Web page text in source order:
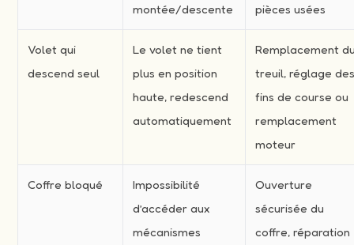
montée/descente
pièces usées
Volet qui
descend seul
Le volet ne tient
plus en position
haute, redescend
automatiquement
Remplacement
treuil, réglage
fins de course ou
remplacement
moteur
Coffre bloqué
Impossibilité
d’accéder aux
mécanismes
Ouverture
sécurisée du
coffre, réparation